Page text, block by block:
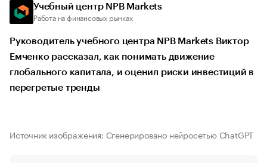
Учебный центр NPB Markets
Работа на финансовых рынках
Руководитель учебного центра NPB Markets Виктор
Емченко рассказал, как понимать движение
глобального капитала, и оценил риски инвестиций в
перегретые тренды
Источник изображения: Сгенерировано нейросетью ChatGPT